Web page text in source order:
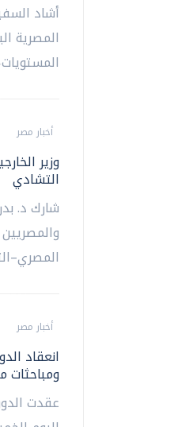
أشاد
المصرية
أخبار مصر
وزير
التشادي
شارك د.
أخبار مصر
انعقاد
ومباحثات
عقدت